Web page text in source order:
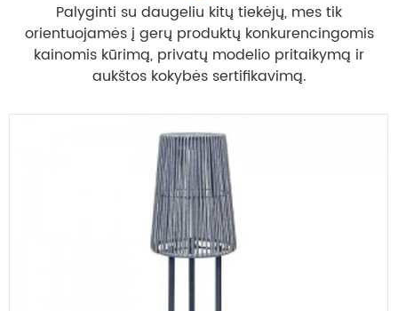
Palyginti su daugeliu kitų tiekėjų, mes tik
orientuojamės į gerų produktų konkurencingomis
kainomis kūrimą, privatų modelio pritaikymą ir
aukštos kokybės sertifikavimą.